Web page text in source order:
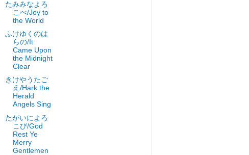
たみみなよろ
こべ/Joy to
the World
ふけゆくのは
らの/It
Came Upon
the Midnight
Clear
きけやうたご
え/Hark the
Herald
Angels Sing
たがいによろ
こび/God
Rest Ye
Merry
Gentlemen